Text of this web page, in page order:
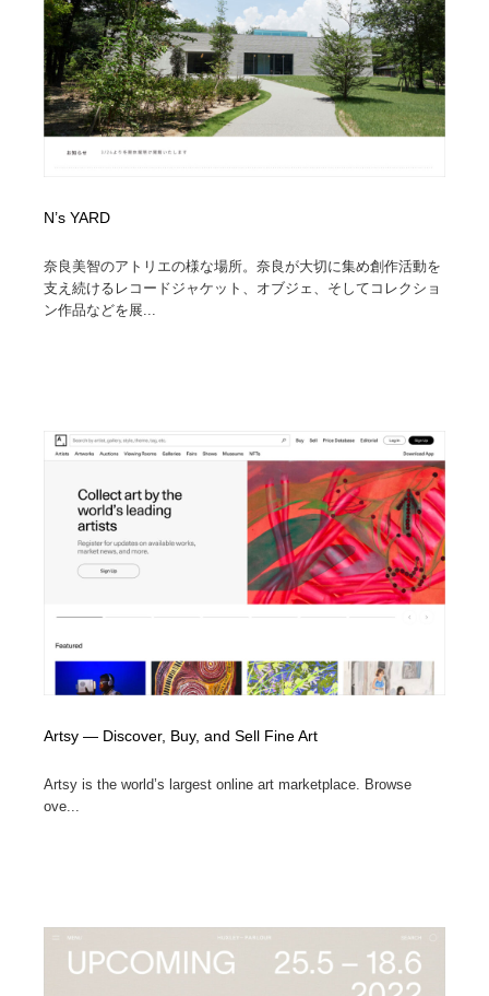
N’s YARD
奈良美智のアトリエの様な場所。奈良が大切に集め創作活動を
支え続けるレコードジャケット、オブジェ、そしてコレクショ
ン作品などを展...
Artsy — Discover, Buy, and Sell Fine Art
Artsy is the world’s largest online art marketplace. Browse
ove...